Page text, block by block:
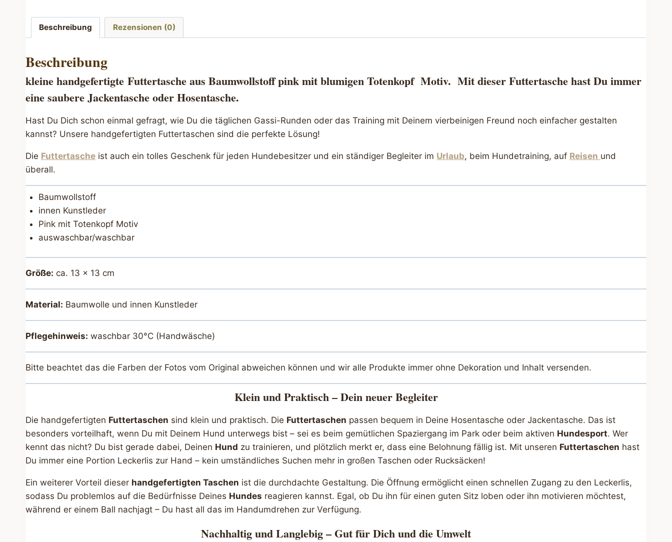
Beschreibung Rezensionen (0)
Beschreibung
kleine handgefertigte Futtertascheaus Baumwollstoff pink mit blumigen Totenkopf Motiv. Mit dieser Futtertasche hast Du immer
eine saubere Jackentasche oder Hosentasche.
Hast Du Dich schon einmal gefragt, wie Du die täglichen Gassi-Runden oder das Training mit Deinem vierbeinigen Freund noch einfacher gestalten
kannst? Unsere handgefertigten Futtertaschen sind die perfekte Lösung!
Die Futtertasche ist auch ein tolles Geschenk für jeden Hundebesitzer und ein ständiger Begleiter im Urlaub, beim Hundetraining, auf Reisen und
überall.
Baumwollstoff
innen Kunstleder
Pink mit Totenkopf Motiv
auswaschbar/waschbar
Größe: ca. 13 x 13 cm
Material: Baumwolle und innen Kunstleder
Pflegehinweis: waschbar 30°C (Handwäsche)
Bitte beachtet das die Farben der Fotos vom Original abweichen können und wir alle Produkte immer ohne Dekoration und Inhalt versenden.
Klein und Praktisch – Dein neuer Begleiter
Die handgefertigten Futtertaschen sind klein und praktisch. Die Futtertaschen passen bequem in Deine Hosentasche oder Jackentasche. Das ist
besonders vorteilhaft, wenn Du mit Deinem Hund unterwegs bist – sei es beim gemütlichen Spaziergang im Park oder beim aktiven Hundesport. Wer
kennt das nicht? Du bist gerade dabei, Deinen Hund zu trainieren, und plötzlich merkt er, dass eine Belohnung fällig ist. Mit unseren Futtertaschen hast
Du immer eine Portion Leckerlis zur Hand – kein umständliches Suchen mehr in großen Taschen oder Rucksäcken!
Ein weiterer Vorteil dieser handgefertigten Taschen ist die durchdachte Gestaltung. Die Öffnung ermöglicht einen schnellen Zugang zu den Leckerlis,
sodass Du problemlos auf die Bedürfnisse Deines Hundes reagieren kannst. Egal, ob Du ihn für einen guten Sitz loben oder ihn motivieren möchtest,
während er einem Ball nachjagt – Du hast all das im Handumdrehen zur Verfügung.
Nachhaltig und Langlebig – Gut für Dich und die Umwelt